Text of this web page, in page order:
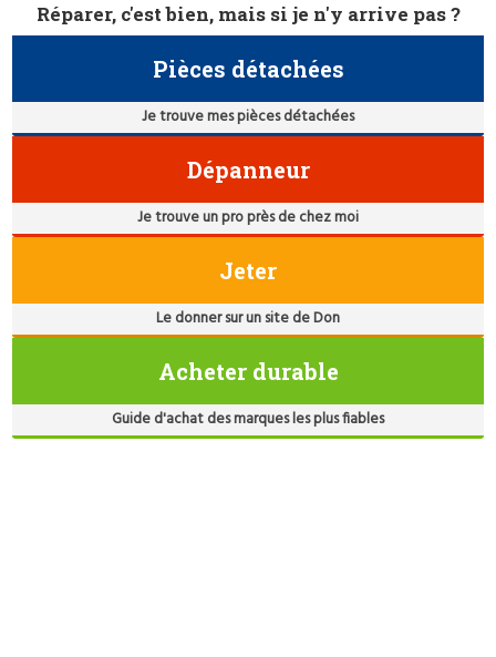
Réparer, c'est bien, mais si je n'y arrive pas ?
Pièces détachées
Je trouve mes pièces détachées
Dépanneur
Je trouve un pro près de chez moi
Jeter
Le donner sur un site de Don
Acheter durable
Guide d'achat des marques les plus fiables